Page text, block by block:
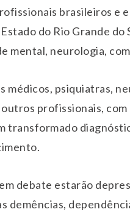
brasileiros e
do Rio Grande
mental, neurologia,
médicos, psiquiatras,
profissionais,
transformado
debate estarão
demências,